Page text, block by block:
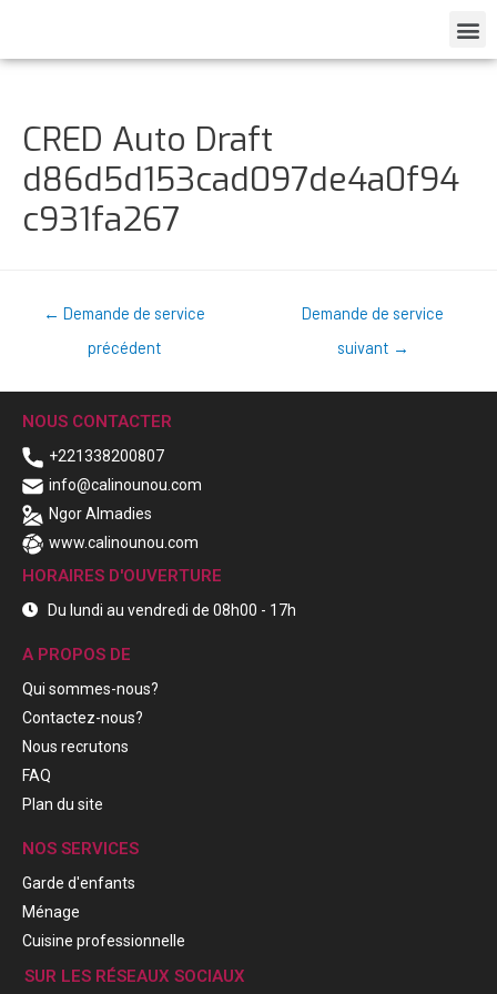
CRED Auto Draft
d86d5d153cad097de4a0f94
c931fa267
← Demande de service
précédent
Demande de service
suivant →
NOUS CONTACTER
+221338200807
info@calinounou.com
Ngor Almadies
www.calinounou.com
HORAIRES D'OUVERTURE
Du lundi au vendredi de 08h00 - 17h
A PROPOS DE
Qui sommes-nous?
Contactez-nous?
Nous recrutons
FAQ
Plan du site
NOS SERVICES
Garde d'enfants
Ménage
Cuisine professionnelle
SUR LES RÉSEAUX SOCIAUX